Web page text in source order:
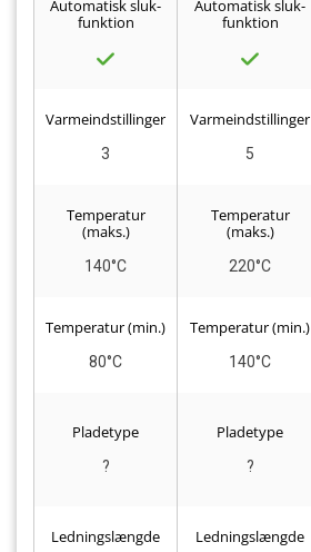
Automatisk sluk-
funktion
Automatisk sluk-
funktion
Varmeindstillinger
3
Varmeindstillinger
5
Temperatur
(maks.)
140°C
Temperatur
(maks.)
220°C
Temperatur (min.)
80°C
Temperatur (min.)
140°C
Pladetype
?
Pladetype
?
Ledningslængde Ledningslængde